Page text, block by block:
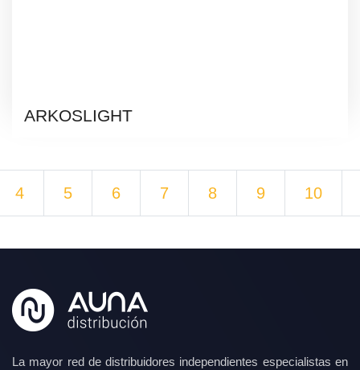
ARKOSLIGHT
4 5 6 7 8 9 10
La mayor red de distribuidores independientes especialistas en